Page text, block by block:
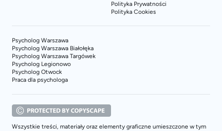
Polityka Prywatności
Polityka Cookies
Psycholog Warszawa
Psycholog Warszawa Białołęka
Psycholog Warszawa Targówek
Psycholog Legionowo
Psycholog Otwock
Praca dla psychologa
Wszystkie treści, materiały oraz elementy graficzne umieszczone w tym